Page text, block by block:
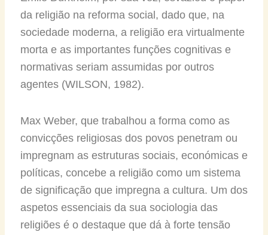
da religião na reforma social, dado que, na
sociedade moderna, a religião era virtualmente
morta e as importantes funções cognitivas e
normativas seriam assumidas por outros
agentes (WILSON, 1982).
Max Weber, que trabalhou a forma como as
convicções religiosas dos povos penetram ou
impregnam as estruturas sociais, económicas e
políticas, concebe a religião como um sistema
de significação que impregna a cultura. Um dos
aspetos essenciais da sua sociologia das
religiões é o destaque que dá à forte tensão